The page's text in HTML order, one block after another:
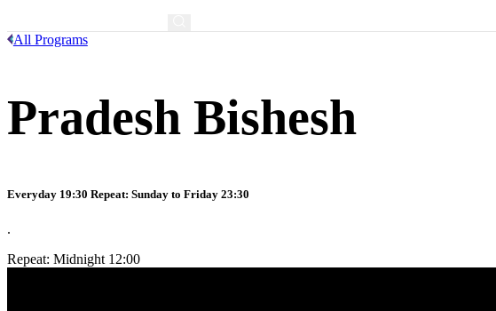
All Programs
Pradesh Bishesh
Everyday 19:30 Repeat: Sunday to Friday 23:30
.
Repeat: Midnight 12:00